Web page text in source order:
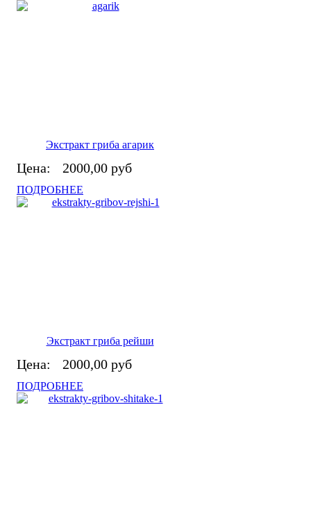
Экстракт гриба агарик
Цена: 2000,00 руб
ПОДРОБНЕЕ
Экстракт гриба рейши
Цена: 2000,00 руб
ПОДРОБНЕЕ